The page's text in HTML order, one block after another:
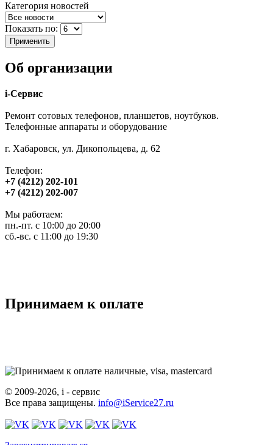
Категория новостей
Показать по:
Об организации
i-Сервис
Ремонт сотовых телефонов, планшетов, ноутбуков.
Телефонные аппараты и оборудование
г. Хабаровск, ул. Дикопольцева, д. 62
Телефон:
+7 (4212) 202-101
+7 (4212) 202-007
Мы работаем:
пн.-пт. с 10:00 до 20:00
сб.-вс. с 11:00 до 19:30
Принимаем к оплате
© 2009-2026, i - сервис
Все права защищены. info@iService27.ru